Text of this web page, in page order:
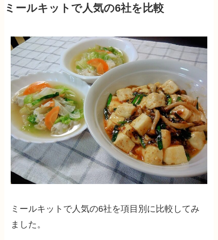
ミールキットで人気の6社を比較
ミールキットで人気の6社を項目別に比較してみ
ました。